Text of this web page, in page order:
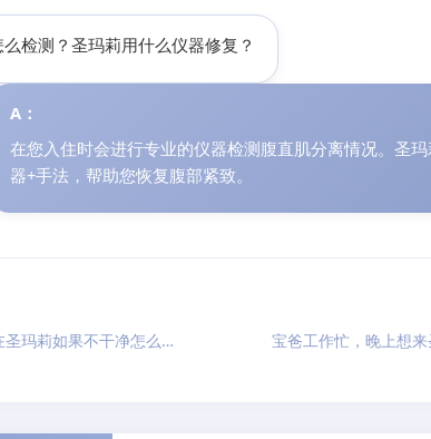
检测？圣玛莉用什么仪器修复？
A：
在您入住时会进行专业的仪器检测腹直肌分离情况。圣
器+手法，帮助您恢复腹部紧致。
← 产后恶露多久能干净？在圣玛莉如果不干净怎么办？